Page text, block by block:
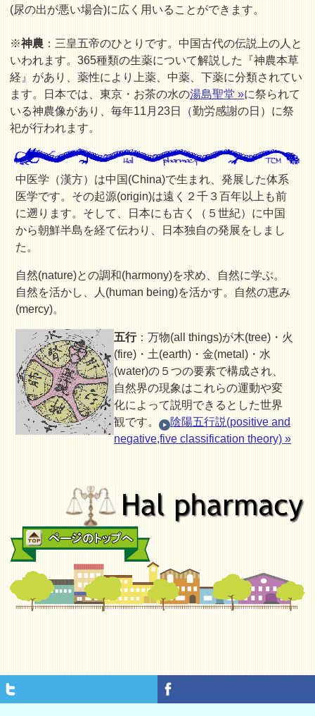
(尿の出が悪い場合)に広く用いることができます。
※神農 ：三皇五帝のひとりです。中国古代の伝説上の人と
いわれます。365種類の生薬について解説した『神農本草
経』があり、薬性により上薬、中薬、下薬に分類されてい
ます。日本では、東京・お茶の水の湯島聖堂 »に祭られて
いる神農像があり、毎年11月23日（勤労感謝の日）に祭
祀が行われます。
中医学（漢方）は中国(China)で生まれ、発展した体系
医学です。その起源(origin)は遠く２千３百年以上も前
に遡ります。そして、日本にも古く（５世紀）に中国
から朝鮮半島を経て伝わり、日本独自の発展をしまし
た。
自然(nature)との調和(harmony)を求め、自然に学ぶ。
自然を活かし、人(human being)を活かす。自然の恵み
(mercy)。
五行：万物(all things)が木(tree)・火
(fire)・土(earth)・金(metal)・水
(water)の５つの要素で構成され、
自然界の現象はこれらの運動や変
化によって説明できるとした世界
観です。
陰陽五行説(positive and
negative,five classification theory) »